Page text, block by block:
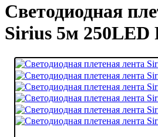
Светодиодная
Sirius 5м 250LED